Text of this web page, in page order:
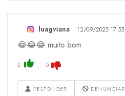
luagviana 12/09/2025 17:55
😂😂😂 muito bom
2 0
RESPONDER DENUNCIAR